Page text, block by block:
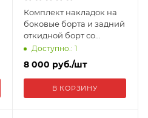
Комплект накладок на
боковые борта и задний
откидной борт cо
скотчем 3М Hilux 2004-
2011 NT-160902
Доступно.: 1
8 000 руб./шт
В КОРЗИНУ